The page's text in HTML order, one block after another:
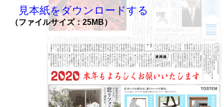
見本紙をダウンロードする
（ファイルサイズ：25MB）